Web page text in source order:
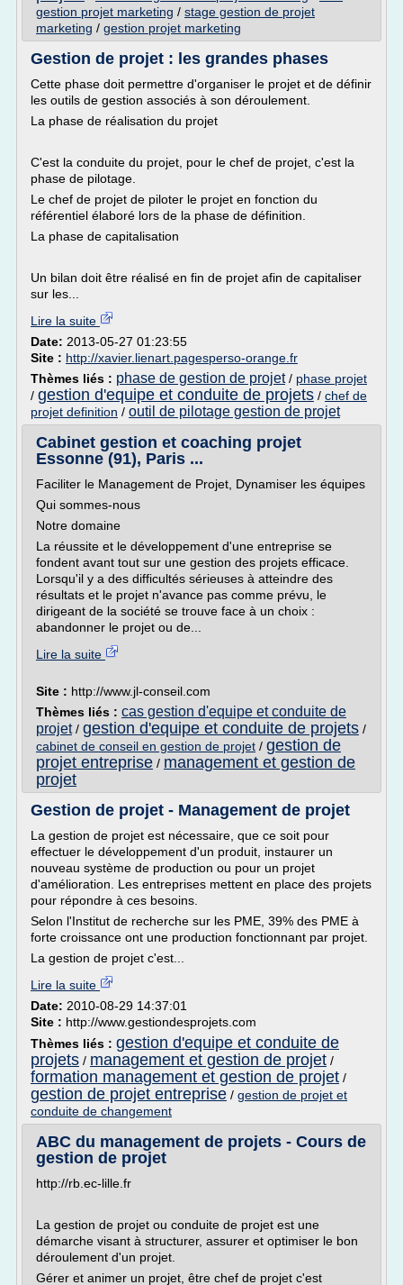
gestion projet marketing / stage gestion de projet
marketing / gestion projet marketing
Gestion de projet : les grandes phases
Cette phase doit permettre d'organiser le projet et de définir
les outils de gestion associés à son déroulement.
La phase de réalisation du projet
C'est la conduite du projet, pour le chef de projet, c'est la
phase de pilotage.
Le chef de projet de piloter le projet en fonction du
référentiel élaboré lors de la phase de définition.
La phase de capitalisation
Un bilan doit être réalisé en fin de projet afin de capitaliser
sur les...
Lire la suite
Date: 2013-05-27 01:23:55
Site : http://xavier.lienart.pagesperso-orange.fr
Thèmes liés : phase de gestion de projet/ phase projet
/ gestion d'equipe et conduite de projets / chef de
projet definition / outil de pilotage gestion de projet
Cabinet gestion et coaching projet
Essonne (91), Paris ...
Faciliter le Management de Projet, Dynamiser les équipes
Qui sommes-nous
Notre domaine
La réussite et le développement d'une entreprise se
fondent avant tout sur une gestion des projets efficace.
Lorsqu'il y a des difficultés sérieuses à atteindre des
résultats et le projet n'avance pas comme prévu, le
dirigeant de la société se trouve face à un choix :
abandonner le projet ou de...
Lire la suite
Site : http://www.jl-conseil.com
Thèmes liés : cas gestion d'equipe et conduite de
projet/ gestion d'equipe et conduite de projets /
cabinet de conseil en gestion de projet / gestion de
projet entreprise / management et gestion de
projet
Gestion de projet - Management de projet
La gestion de projet est nécessaire, que ce soit pour
effectuer le développement d'un produit, instaurer un
nouveau système de production ou pour un projet
d'amélioration. Les entreprises mettent en place des projets
pour répondre à ces besoins.
Selon l'Institut de recherche sur les PME, 39% des PME à
forte croissance ont une production fonctionnant par projet.
La gestion de projet c'est...
Lire la suite
Date: 2010-08-29 14:37:01
Site : http://www.gestiondesprojets.com
Thèmes liés : gestion d'equipe et conduite de
projets / management et gestion de projet /
formation management et gestion de projet /
gestion de projet entreprise / gestion de projet et
conduite de changement
ABC du management de projets - Cours de
gestion de projet
http://rb.ec-lille.fr
La gestion de projet ou conduite de projet est une
démarche visant à structurer, assurer et optimiser le bon
déroulement d'un projet.
Gérer et animer un projet, être chef de projet c'est